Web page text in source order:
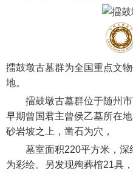
擂鼓墩古墓群为全国重点文
地。
擂鼓墩古墓群位于随州市
早期曾国君主曾侯乙墓所在
砂岩坡之上，凿石为穴，
墓室面积220平方米，深
为彩绘。另发现殉葬棺21具